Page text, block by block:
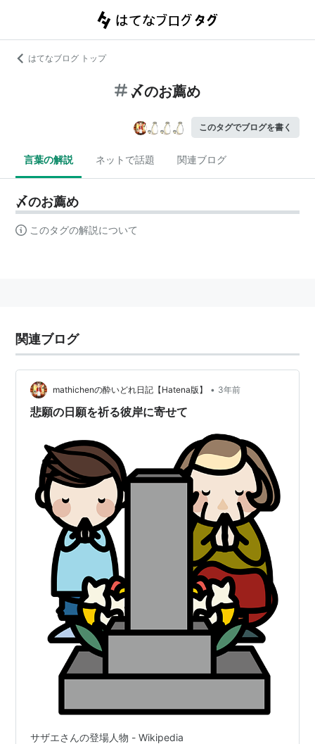
はてなブログ トップ
〆のお薦め
このタグでブログを書く
言葉の解説 ネットで話題 関連ブログ
〆のお薦め
このタグの解説について
関連ブログ
mathichenの酔いどれ日記【Hatena版】 • 3年前
悲願の日願を祈る彼岸に寄せて
サザエさんの登場人物 - Wikipedia